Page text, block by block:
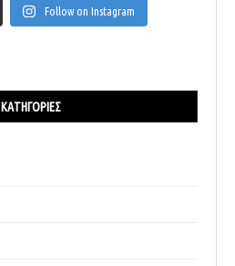
Follow on Instagram
ΚΑΤΗΓΟΡΊΕΣ